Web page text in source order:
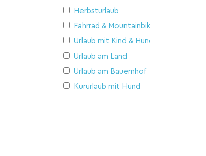
Herbsturlaub
Fahrrad & Mountainbike
Urlaub mit Kind & Hund
Urlaub am Land
Urlaub am Bauernhof
Kururlaub mit Hund